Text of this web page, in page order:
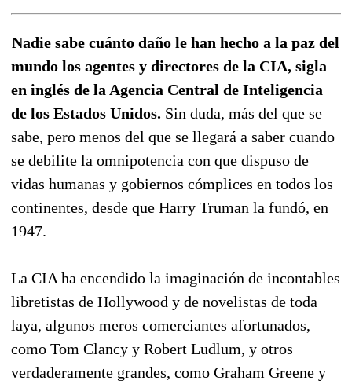
Nadie sabe cuánto daño le han hecho a la paz del
mundo los agentes y directores de la CIA, sigla
en inglés de la Agencia Central de Inteligencia
de los Estados Unidos. Sin duda, más del que se
sabe, pero menos del que se llegará a saber cuando
se debilite la omnipotencia con que dispuso de
vidas humanas y gobiernos cómplices en todos los
continentes, desde que Harry Truman la fundó, en
1947.
La CIA ha encendido la imaginación de incontables
libretistas de Hollywood y de novelistas de toda
laya, algunos meros comerciantes afortunados,
como Tom Clancy y Robert Ludlum, y otros
verdaderamente grandes, como Graham Greene y